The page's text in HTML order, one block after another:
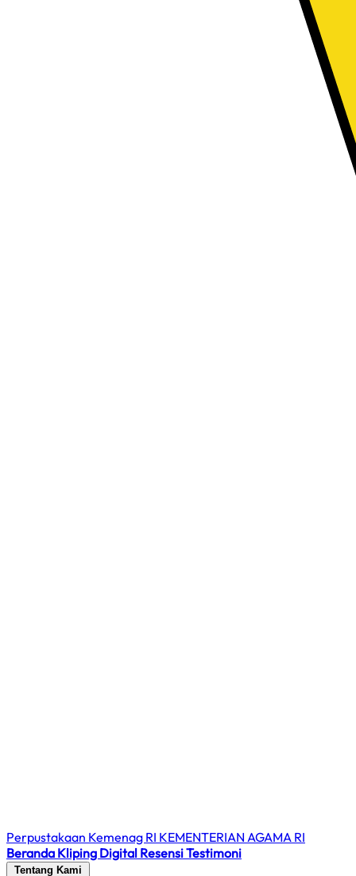
Perpustakaan Kemenag RI KEMENTERIAN AGAMA RI
Beranda Kliping Digital ResensiTestimoni
Tentang Kami